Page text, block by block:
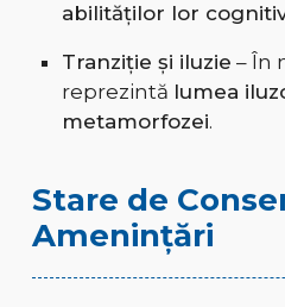
abilităților lor
Tranziție și iluzie – În
reprezintă lumea
metamorfozei.
Stare de
Amenințări